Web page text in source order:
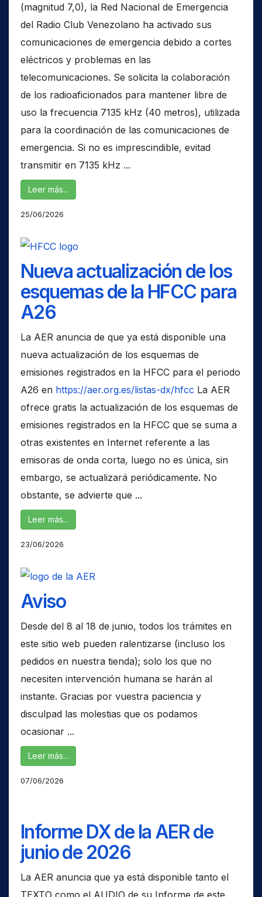
(magnitud 7,0), la Red Nacional de Emergencia
del Radio Club Venezolano ha activado sus
comunicaciones de emergencia debido a cortes
eléctricos y problemas en las
telecomunicaciones. Se solicita la colaboración
de los radioaficionados para mantener libre de
uso la frecuencia 7135 kHz (40 metros), utilizada
para la coordinación de las comunicaciones de
emergencia. Si no es imprescindible, evitad
transmitir en 7135 kHz ...
Leer más...
25/06/2026
Nueva actualización de los
esquemas de la HFCC para
A26
La AER anuncia de que ya está disponible una
nueva actualización de los esquemas de
emisiones registrados en la HFCC para el periodo
A26 en https://aer.org.es/listas-dx/hfcc La AER
ofrece gratis la actualización de los esquemas de
emisiones registrados en la HFCC que se suma a
otras existentes en Internet referente a las
emisoras de onda corta, luego no es única, sin
embargo, se actualizará periódicamente. No
obstante, se advierte que ...
Leer más...
23/06/2026
Aviso
Desde del 8 al 18 de junio, todos los trámites en
este sitio web pueden ralentizarse (incluso los
pedidos en nuestra tienda); solo los que no
necesiten intervención humana se harán al
instante. Gracias por vuestra paciencia y
disculpad las molestias que os podamos
ocasionar ...
Leer más...
07/06/2026
Informe DX de la AER de
junio de 2026
La AER anuncia que ya está disponible tanto el
TEXTO como el AUDIO de su Informe de este